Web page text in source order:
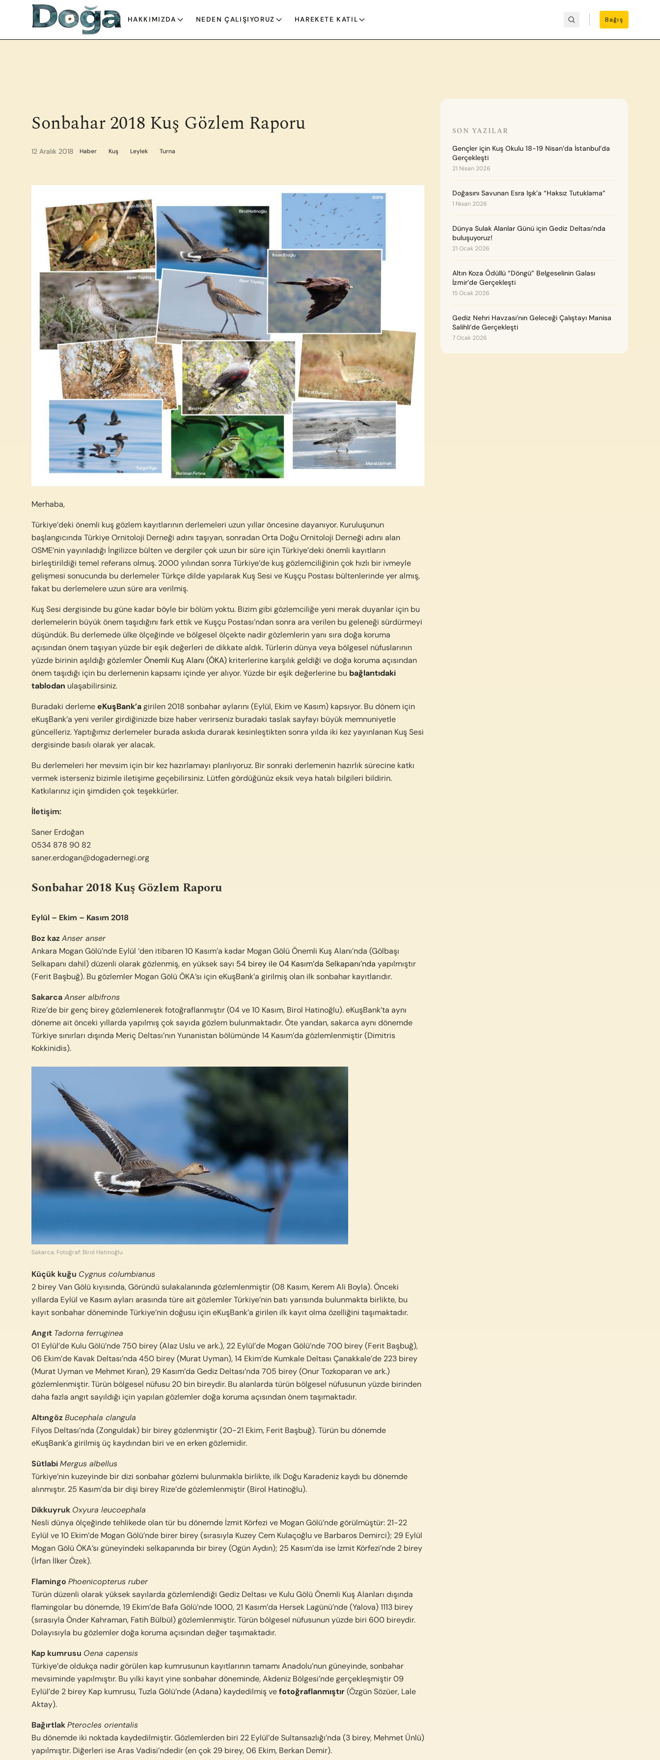
İçeriğe geç
HAKKIMIZDA NEDEN ÇALIŞIYORUZ HAREKETE KATIL Bağış
Sonbahar 2018 Kuş Gözlem Raporu
12 Aralık 2018 Haber Kuş Leylek Turna
Merhaba,
Türkiye’deki önemli kuş gözlem kayıtlarının derlemeleri uzun yıllar öncesine dayanıyor. Kuruluşunun
başlangıcında Türkiye Ornitoloji Derneği adını taşıyan, sonradan Orta Doğu Ornitoloji Derneği adını alan
OSME’nin yayınladığı İngilizce bülten ve dergiler çok uzun bir süre için Türkiye’deki önemli kayıtların
birleştirildiği temel referans olmuş. 2000 yılından sonra Türkiye’de kuş gözlemciliğinin çok hızlı bir ivmeyle
gelişmesi sonucunda bu derlemeler Türkçe dilde yapılarak Kuş Sesi ve Kuşçu Postası bültenlerinde yer almış,
fakat bu derlemelere uzun süre ara verilmiş.
Kuş Sesi dergisinde bu güne kadar böyle bir bölüm yoktu. Bizim gibi gözlemciliğe yeni merak duyanlar için bu
derlemelerin büyük önem taşıdığını fark ettik ve Kuşçu Postası’ndan sonra ara verilen bu geleneği sürdürmeyi
düşündük. Bu derlemede ülke ölçeğinde ve bölgesel ölçekte nadir gözlemlerin yanı sıra doğa koruma
açısından önem taşıyan yüzde bir eşik değerleri de dikkate aldık. Türlerin dünya veya bölgesel nüfuslarının
yüzde birinin aşıldığı gözlemlerÖnemli Kuş Alanı (ÖKA) kriterlerine karşılık geldiği ve doğa koruma açısından
önem taşıdığı için bu derlemenin kapsamı içinde yer alıyor. Yüzde bir eşik değerlerine bu bağlantıdaki
tablodan ulaşabilirsiniz.
Buradaki derlemeeKuşBank’agirilen 2018 sonbahar aylarını (Eylül, Ekim ve Kasım) kapsıyor. Bu dönem için
eKuşBank’a yeni veriler girdiğinizde bize haber verirseniz buradaki taslak sayfayı büyük memnuniyetle
güncelleriz. Yaptığımız derlemeler burada askıda durarak kesinleştikten sonra yılda iki kez yayınlanan Kuş Sesi
dergisinde basılı olarak yer alacak.
Bu derlemeleri her mevsim için bir kez hazırlamayı planlıyoruz. Bir sonraki derlemenin hazırlık sürecine katkı
vermek isterseniz bizimle iletişime geçebilirsiniz. Lütfen gördüğünüz eksik veya hatalı bilgileri bildirin.
Katkılarınız için şimdiden çok teşekkürler.
İletişim:
Saner Erdoğan
0534 878 90 82
saner.erdogan@dogadernegi.org
Sonbahar 2018 Kuş Gözlem Raporu
Eylül – Ekim – Kasım 2018
Boz kazAnser anser
Ankara Mogan Gölü’nde Eylül ‘den itibaren 10 Kasım’a kadar Mogan Gölü Önemli Kuş Alanı’nda (Gölbaşı
Selkapanı dahil) düzenli olarak gözlenmiş, en yüksek sayı 54 birey ile 04 Kasım’da Selkapanı’nda yapılmıştır
(Ferit Başbuğ). Bu gözlemler Mogan Gölü ÖKA’sı için eKuşBank’a girilmiş olan ilk sonbahar kayıtlarıdır.
SakarcaAnser albifrons
Rize’de bir genç birey gözlemlenerek fotoğraflanmıştır (04 ve 10 Kasım, Birol Hatinoğlu). eKuşBank’ta aynı
döneme ait önceki yıllarda yapılmış çok sayıda gözlem bulunmaktadır. Öte yandan, sakarca aynı dönemde
Türkiye sınırları dışında Meriç Deltası’nın Yunanistan bölümünde 14 Kasım’da gözlemlenmiştir (Dimitris
Kokkinidis).
Sakarca. Fotoğraf: Birol Hatinoğlu
Küçük kuğu Cygnus columbianus
2 birey Van Gölü kıyısında, Göründü sulakalanında gözlemlenmiştir (08 Kasım, Kerem Ali Boyla). Önceki
yıllarda Eylül ve Kasım ayları arasında türe ait gözlemler Türkiye’nin batı yarısında bulunmakta birlikte, bu
kayıt sonbahar döneminde Türkiye’nin doğusu için eKuşBank’a girilen ilk kayıt olma özelliğini taşımaktadır.
Angıt Tadorna ferruginea
01 Eylül’de Kulu Gölü’nde 750 birey (Alaz Uslu ve ark.), 22 Eylül’de Mogan Gölü’nde 700 birey (Ferit Başbuğ),
06 Ekim’de Kavak Deltası’nda 450 birey (Murat Uyman), 14 Ekim’de Kumkale Deltası Çanakkale’de 223 birey
(Murat Uyman ve Mehmet Kıran), 29 Kasım’da Gediz Deltası’nda 705 birey (Onur Tozkoparan ve ark.)
gözlemlenmiştir. Türün bölgesel nüfusu 20 bin bireydir. Bu alanlarda türün bölgesel nüfusunun yüzde birinden
daha fazla angıt sayıldığı için yapılan gözlemler doğa koruma açısından önem taşımaktadır.
AltıngözBucephala clangula
Filyos Deltası’nda (Zonguldak) bir birey gözlenmiştir (20-21 Ekim, Ferit Başbuğ). Türün bu dönemde
eKuşBank’a girilmiş üç kaydından biri ve en erken gözlemidir.
SütlabiMergus albellus
Türkiye’nin kuzeyinde bir dizi sonbahar gözlemi bulunmakla birlikte, ilk Doğu Karadeniz kaydı bu dönemde
alınmıştır. 25 Kasım’da bir dişi birey Rize’de gözlemlenmiştir (Birol Hatinoğlu).
Dikkuyruk Oxyura leucoephala
Nesli dünya ölçeğinde tehlikede olan tür bu dönemde İzmit Körfezi ve Mogan Gölü’nde görülmüştür: 21-22
Eylül ve 10 Ekim’de Mogan Gölü’nde birer birey (sırasıyla Kuzey Cem Kulaçoğlu ve Barbaros Demirci); 29 Eylül
Mogan Gölü ÖKA’sı güneyindeki selkapanında bir birey (Ogün Aydın); 25 Kasım’da ise İzmit Körfezi’nde 2 birey
(İrfan İlker Özek).
Flamingo Phoenicopterus ruber
Türün düzenli olarak yüksek sayılarda gözlemlendiği Gediz Deltası ve Kulu Gölü Önemli Kuş Alanları dışında
flamingolar bu dönemde, 19 Ekim’de Bafa Gölü’nde 1000, 21 Kasım’da Hersek Lagünü’nde (Yalova) 1113 birey
(sırasıyla Önder Kahraman, Fatih Bülbül) gözlemlenmiştir. Türün bölgesel nüfusunun yüzde biri 600 bireydir.
Dolayısıyla bu gözlemler doğa koruma açısından değer taşımaktadır.
Kap kumrusu Oena capensis
Türkiye’de oldukça nadir görülen kap kumrusunun kayıtlarının tamamı Anadolu’nun güneyinde, sonbahar
mevsiminde yapılmıştır. Bu yılki kayıt yine sonbahar döneminde, Akdeniz Bölgesi’nde gerçekleşmiştir 09
Eylül’de 2 birey Kap kumrusu, Tuzla Gölü’nde (Adana) kaydedilmiş vefotoğraflanmıştır(Özgün Sözüer, Lale
Aktay).
BağırtlakPterocles orientalis
Bu dönemde iki noktada kaydedilmiştir. Gözlemlerden biri 22 Eylül’de Sultansazlığı’nda (3 birey, Mehmet Ünlü)
yapılmıştır. Diğerleri ise Aras Vadisi’ndedir (en çok 29 birey, 06 Ekim, Berkan Demir).
SON YAZILAR
Gençler için Kuş Okulu 18-19 Nisan’da İstanbul’da
Gerçekleşti
21 Nisan 2026
Doğasını Savunan Esra Işık’a “Haksız Tutuklama”
1 Nisan 2026
Dünya Sulak Alanlar Günü için Gediz Deltası’nda
buluşuyoruz!
21 Ocak 2026
Altın Koza Ödüllü “Döngü” Belgeselinin Galası
İzmir’de Gerçekleşti
15 Ocak 2026
Gediz Nehri Havzası’nın Geleceği Çalıştayı Manisa
Salihli’de Gerçekleşti
7 Ocak 2026